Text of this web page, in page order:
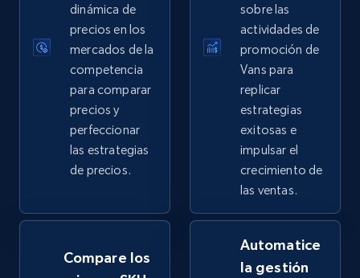
eBay - Gather data on products using
specified keywords
URL, Product id, Title, Seller name, Seller rating,
Seller reviews, Breadcrumbs, Root category, and
more.
2.5K+ 359+ Comenzar ahora
eBay - Collect products from shops on eBay
URL, Product id, Title, Seller name, Seller rating,
Seller reviews, Breadcrumbs, Root category, and
dinámica de
precios en los
mercados de la
competencia
para comparar
precios y
perfeccionar
las estrategias
de precios.
sobre las
actividades de
promoción de
Vans para
replicar
estrategias
exitosas e
impulsar el
crecimiento de
las ventas.
Compare los
Automatice
la gestión